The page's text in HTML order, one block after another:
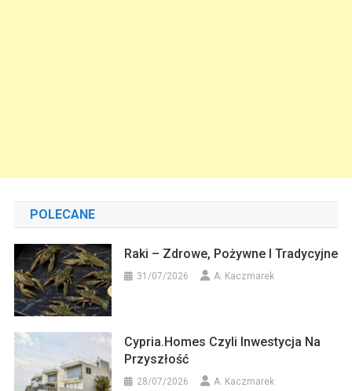
POLECANE
Raki – Zdrowe, Pożywne I Tradycyjne
31/07/2026 A. Kaczmarek
Cypria.homes Czyli Inwestycja Na
Przyszłość
28/07/2026 A. Kaczmarek